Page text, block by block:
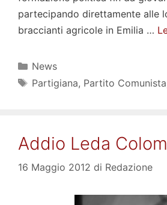
partecipando direttamente alle
braccianti agricole in Emilia …
Categorie
News
Tag
Partigiana, Partito Comunista
Addio Leda
16 Maggio 2012 di Redazione